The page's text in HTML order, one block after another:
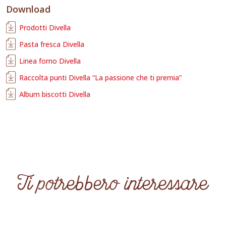
Download
Prodotti Divella
Pasta fresca Divella
Linea forno Divella
Raccolta punti Divella “La passione che ti premia”
Album biscotti Divella
Ti potrebbero interessare